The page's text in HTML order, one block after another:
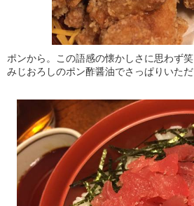
ポンから。この語感の懐かしさに思わず
みじおろしのポン酢醤油でさっぱりいただ